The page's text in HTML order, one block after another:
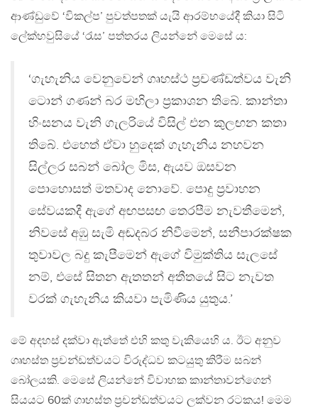
ආණ්ඩුවේ ‘විකල්ප’ පුවත්පතක් යැයි ආරම්භයේදී කියා සිටි
ලේක්හවුසියේ ‘රැස’ පත්තරය ලියන්නේ මෙසේ ය:
‘ගැහැනිය වෙනුවෙන් ගෘහස්ථ ප්‍රචණ්ඩත්වය වැනි
ටොන් ගණන් බර මහිලා ප්‍රකාශන තිබේ. කාන්තා
හිංසනය වැනි ගැලරියේ විසිල් එන කුලඟන කතා
තිබේ. එහෙත් ඒවා හුදෙක් ගැහැනිය නහවන
සිල්ලර සබන් බෝල මිස, ඇයව ඔසවන
පොහොසත් මතවාද නොවේ. පොදු ප්‍රවාහන
සේවයකදී ඇගේ අඟපසඟ තෙරපීම නැවතීමෙන්,
නිවසේ අඹු සැමි අඬදබර නිවීමෙන්, සනීපාරක්ෂක
තුවාවල බදු කැපීමෙන් ඇගේ විමුක්තිය සැලසේ
නම්, එසේ සිතන ඇතතන් අතීතයේ සිට නැවත
වරක් ගැහැනිය කියවා පැමිණිය යුතුය.’
මේ අදහස් දක්වා ඇත්තේ එහි කතු වැකියෙහි ය. ඊට අනුව
ගෘහස්ත ප්‍රචන්ඩත්වයට විරුද්ධව කටයුතු කිරීම සබන්
බෝලයකි. මෙසේ ලියන්නේ විවාහක කාන්තාවන්ගෙන්
සියයට 60ක් ගාහස්ත ප්‍රචන්ඩත්වයට ලක්වන රටකය! මෙම